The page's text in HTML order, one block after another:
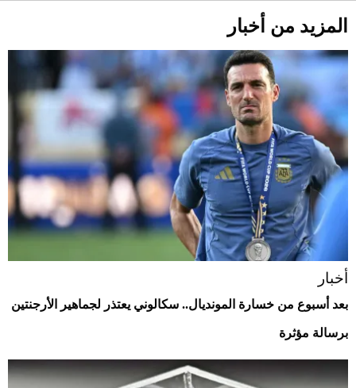
المزيد من أخبار
أخبار
بعد أسبوع من خسارة المونديال.. سكالوني يعتذر لجماهير الأرجنتين
برسالة مؤثرة